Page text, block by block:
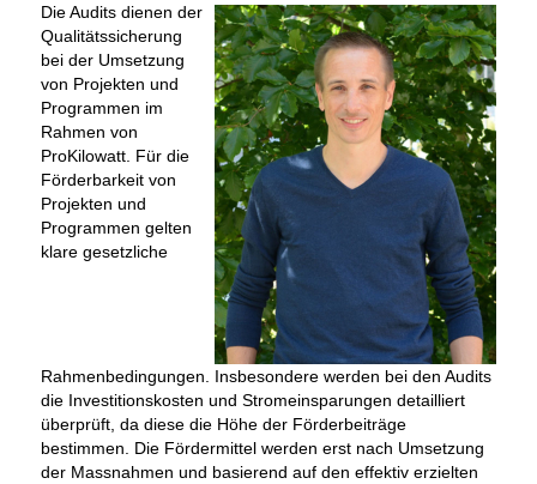
Die Audits dienen der
Qualitätssicherung
bei der Umsetzung
von Projekten und
Programmen im
Rahmen von
ProKilowatt. Für die
Förderbarkeit von
Projekten und
Programmen gelten
klare gesetzliche
Rahmenbedingungen. Insbesondere werden bei den Audits
die Investitionskosten und Stromeinsparungen detailliert
überprüft, da diese die Höhe der Förderbeiträge
bestimmen. Die Fördermittel werden erst nach Umsetzung
der Massnahmen und basierend auf den effektiv erzielten